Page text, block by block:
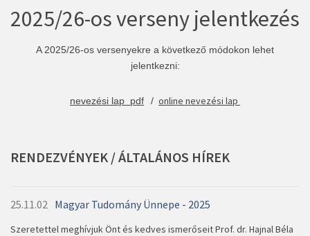
2025/26-os verseny jelentkezés
A 2025/26-os versenyekre a következő módokon lehet
jelentkezni:
nevezési lap pdf / online nevezési lap
RENDEZVÉNYEK /ÁLTALÁNOS HÍREK
25.11.02 Magyar Tudomány Ünnepe - 2025
Szeretettel meghívjuk Önt és kedves ismerőseit Prof. dr. Hajnal Béla